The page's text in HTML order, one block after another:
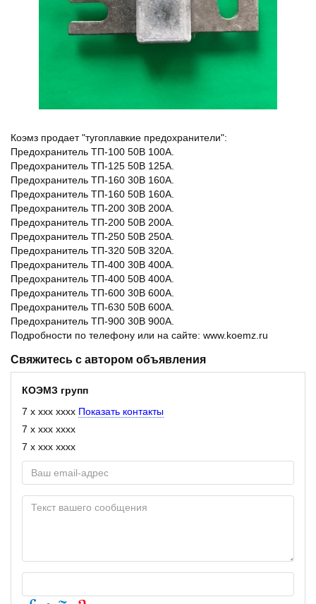
Коэмз продает "тугоплавкие предохранители":
Предохранитель ТП-100 50В 100А.
Предохранитель ТП-125 50В 125А.
Предохранитель ТП-160 30В 160А.
Предохранитель ТП-160 50В 160А.
Предохранитель ТП-200 30В 200А.
Предохранитель ТП-200 50В 200А.
Предохранитель ТП-250 50В 250А.
Предохранитель ТП-320 50В 320А.
Предохранитель ТП-400 30В 400А.
Предохранитель ТП-400 50В 400А.
Предохранитель ТП-600 30В 600А.
Предохранитель ТП-630 50В 600А.
Предохранитель ТП-900 30В 900А.
Подробности по телефону или на сайте: www.koemz.ru
Свяжитесь с автором объявления
КОЭМЗ групп
7 x xxx xxxx Показать контакты
7 x xxx xxxx
7 x xxx xxxx